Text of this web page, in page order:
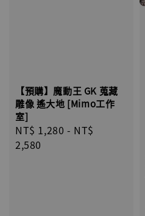
【預購】魔動王 GK 蒐藏
雕像 遙大地 [Mimo工作
室]
Regular
price
NT$ 1,280 - NT$
2,580